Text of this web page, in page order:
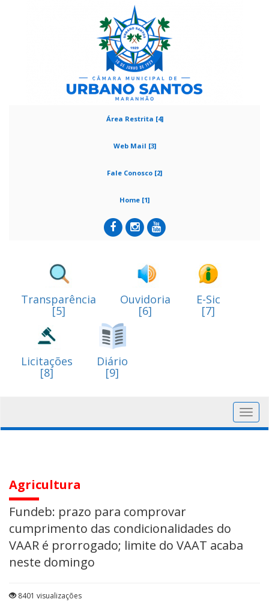
Área Restrita [4]
Web Mail [3]
Fale Conosco [2]
Home [1]
Transparência
[5]
Ouvidoria
[6]
E-Sic
[7]
Licitações
[8]
Diário
[9]
Agricultura
Fundeb: prazo para comprovar
cumprimento das condicionalidades do
VAAR é prorrogado; limite do VAAT acaba
neste domingo
8401 visualizações